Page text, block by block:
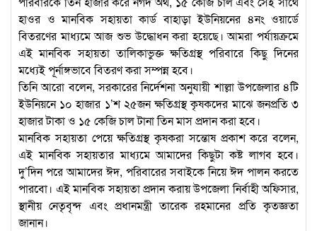
হাওর ও মানবিক সহায়তা কার্ড বাহাড়া ইউনিয়নের ৪নং ওয়ার্ডে
বিতরণের মাধ্যমে আজ শুভ উদ্ধোধন করা হয়েছে। আমরা পর্যায়ক্রমে
এই মানবিক সহায়তা তালিকাভুক্ত ক্ষতিগ্রস্থ পরিবারে কিছু দিনের
মধ্যেই পূর্নাঙ্গভাবে বিতরণ করা সম্পন্ন হবে।
তিনি আরো বলেন, সরকারের নির্দেশনা অনুযায়ী শাল্লা উপজেলার ৪টি
ইউনিয়নে ১০ হাজার ১’শ ২৫জন ক্ষতিগ্রস্থ কৃষকদের মাঝে জনপ্রতি ৩
হাজার টাকা ও ১৫ কেজি চাল টানা তিন মাস প্রদান করা হবে।
মানবিক সহায়তা পেয়ে ক্ষতিগ্রস্থ কৃষকরা সন্তোষ প্রকাশ করে বলেন,
এই মানবিক সহায়তার মাধ্যমে আমাদের কিছুটা কষ্ট লাগব হবে।
দু’দিন পরে আমাদের ঈদ, পরিবারের সবাইকে নিয়ে ঈদ পালন করতে
পারবো। এই মানবিক সহায়তা প্রদান করায় উপজেলা নির্বাহী অফিসার,
স্থানীয় নেতৃবৃন্দ এবং প্রধানমন্ত্রী তারেক রহমানের প্রতি কৃতজ্ঞতা
জানান।